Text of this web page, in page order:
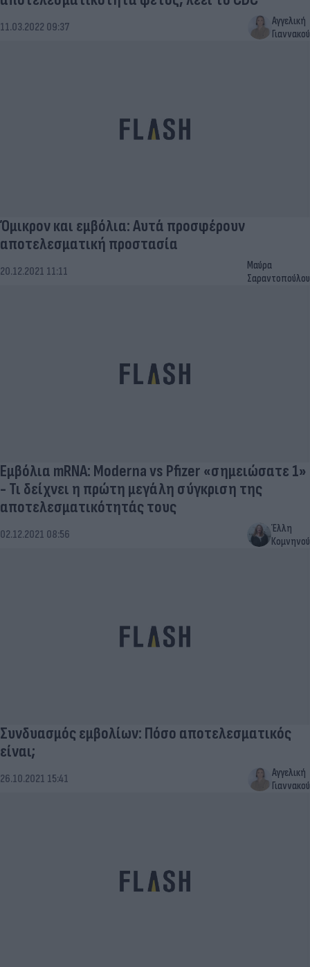
11.03.2022 09:37
Αγγελική
Γιαννακού
Όμικρον και εμβόλια: Αυτά προσφέρουν
αποτελεσματική προστασία
20.12.2021 11:11
Μαύρα
Σαραντοπούλου
Εμβόλια mRNA: Moderna vs Pfizer «σημειώσατε 1»
- Τι δείχνει η πρώτη μεγάλη σύγκριση της
αποτελεσματικότητάς τους
02.12.2021 08:56
Έλλη
Κομνηνού
Συνδυασμός εμβολίων: Πόσο αποτελεσματικός
είναι;
26.10.2021 15:41
Αγγελική
Γιαννακού